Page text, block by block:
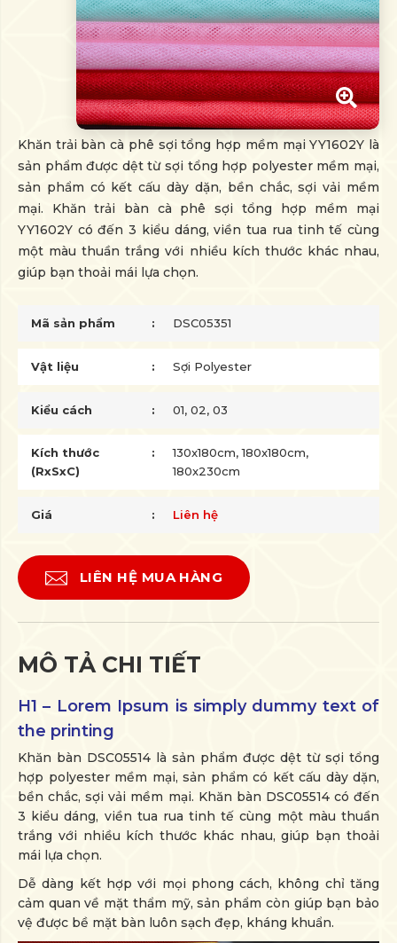
Khăn trải bàn cà phê sợi tổng hợp mềm mại YY1602Y là
sản phẩm được dệt từ sợi tổng hợp polyester mềm mại,
sản phẩm có kết cấu dày dặn, bền chắc, sợi vải mềm
mại. Khăn trải bàn cà phê sợi tổng hợp mềm mại
YY1602Y có đến 3 kiểu dáng, viền tua rua tinh tế cùng
một màu thuần trắng với nhiều kích thước khác nhau,
giúp bạn thoải mái lựa chọn.
Mã sản phẩm DSC05351
Vật liệu Sợi Polyester
Kiểu cách 01, 02, 03
Kích thước
(RxSxC)
130x180cm, 180x180cm,
180x230cm
Giá Liên hệ
LIÊN HỆ MUA HÀNG
MÔ TẢ CHI TIẾT
H1 – Lorem Ipsum is simply dummy text of
the printing
Khăn bàn DSC05514 là sản phẩm được dệt từ sợi tổng
hợp polyester mềm mại, sản phẩm có kết cấu dày dặn,
bền chắc, sợi vải mềm mại. Khăn bàn DSC05514 có đến
3 kiểu dáng, viền tua rua tinh tế cùng một màu thuần
trắng với nhiều kích thước khác nhau, giúp bạn thoải
mái lựa chọn.
Dễ dàng kết hợp với mọi phong cách, không chỉ tăng
cảm quan về mặt thẩm mỹ, sản phẩm còn giúp bạn bảo
vệ được bề mặt bàn luôn sạch đẹp, kháng khuẩn.